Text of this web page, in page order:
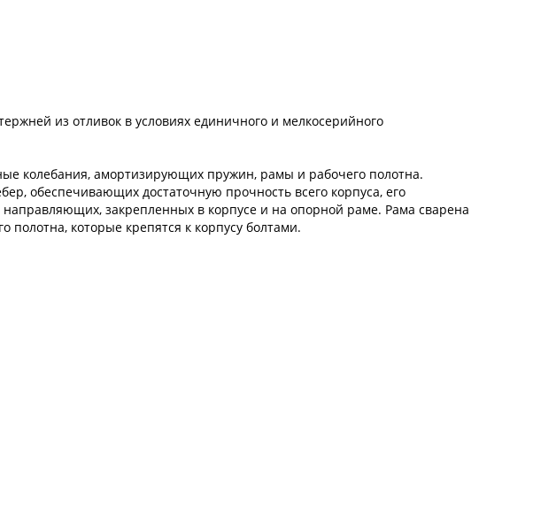
из отливок в условиях единичного и мелкосерийного
колебания, амортизирующих пружин, рамы и рабочего полотна.
обеспечивающих достаточную прочность всего корпуса, его
закрепленных в корпусе и на опорной раме. Рама сварена
полотна, которые крепятся к корпусу болтами.